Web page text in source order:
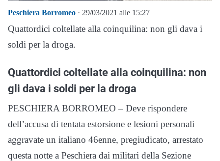
Peschiera Borromeo · 29/03/2021 alle 15:27
Quattordici coltellate alla coinquilina: non gli dava i
soldi per la droga.
Quattordici coltellate alla coinquilina: non
gli dava i soldi per la droga
PESCHIERA BORROMEO – Deve rispondere
dell’accusa di tentata estorsione e lesioni personali
aggravate un italiano 46enne, pregiudicato, arrestato
questa notte a Peschiera dai militari della Sezione